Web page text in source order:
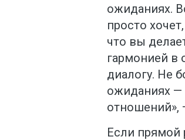
ожиданиях.
просто
что вы
гармонией в
диалогу. Не
ожиданиях —
отношений»,
Если прямой